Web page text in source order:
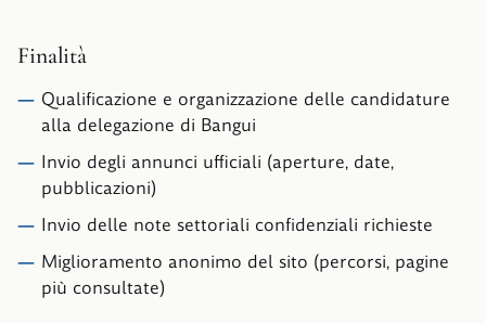
Finalità
Qualificazione e organizzazione delle candidature
alla delegazione di Bangui
Invio degli annunci ufficiali (aperture, date,
pubblicazioni)
Invio delle note settoriali confidenziali richieste
Miglioramento anonimo del sito (percorsi, pagine
più consultate)